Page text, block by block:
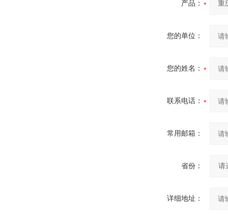
产品：
您的单位：
您的姓名：
联系电话：
常用邮箱：
省份：
详细地址：